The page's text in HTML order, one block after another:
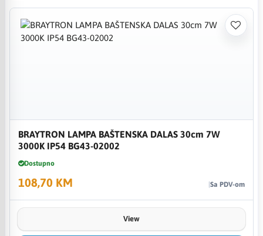
BRAYTRON LAMPA BAŠTENSKA DALAS 30cm 7W
3000K IP54 BG43-02002
Dostupno
108,70 KM Sa PDV-om
View